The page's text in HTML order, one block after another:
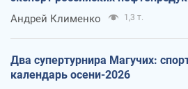
Андрей Клименко 1,3 т.
Два супертурнира Магучих:
календарь осени-2026